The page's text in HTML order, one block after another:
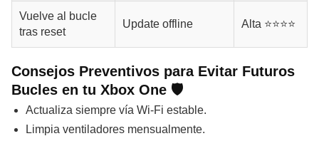
Vuelve al bucle
tras reset
Update offline Alta ⭐⭐⭐⭐
Consejos Preventivos para Evitar Futuros
Bucles en tu Xbox One 🛡️
Actualiza siempre vía Wi-Fi estable.
Limpia ventiladores mensualmente.